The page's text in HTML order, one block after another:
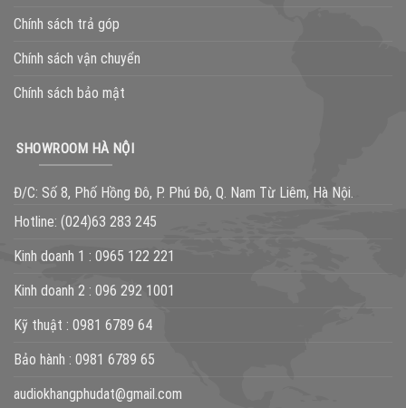
Chính sách trả góp
Chính sách vận chuyển
Chính sách bảo mật
SHOWROOM HÀ NỘI
Đ/C: Số 8, Phố Hồng Đô, P. Phú Đô, Q. Nam Từ Liêm, Hà Nội.
Hotline: (024)63 283 245
Kinh doanh 1 : 0965 122 221
Kinh doanh 2 : 096 292 1001
Kỹ thuật : 0981 6789 64
Bảo hành : 0981 6789 65
audiokhangphudat@gmail.com